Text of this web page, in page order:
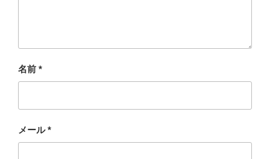
名前 *
メール*